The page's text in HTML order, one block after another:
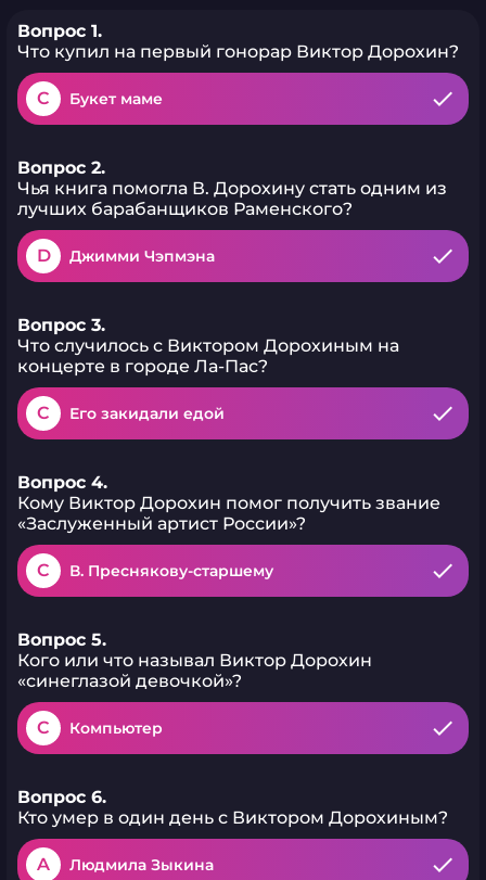
Вопрос 1.
Что купил на первый гонорар Виктор Дорохин?
C Букет маме
Вопрос 2.
Чья книга помогла В. Дорохину стать одним из
лучших барабанщиков Раменского?
D Джимми Чэпмэна
Вопрос 3.
Что случилось с Виктором Дорохиным на
концерте в городе Ла-Пас?
C Его закидали едой
Вопрос 4.
Кому Виктор Дорохин помог получить звание
«Заслуженный артист России»?
C В. Преснякову-старшему
Вопрос 5.
Кого или что называл Виктор Дорохин
«синеглазой девочкой»?
C Компьютер
Вопрос 6.
Кто умер в один день с Виктором Дорохиным?
A Людмила Зыкина